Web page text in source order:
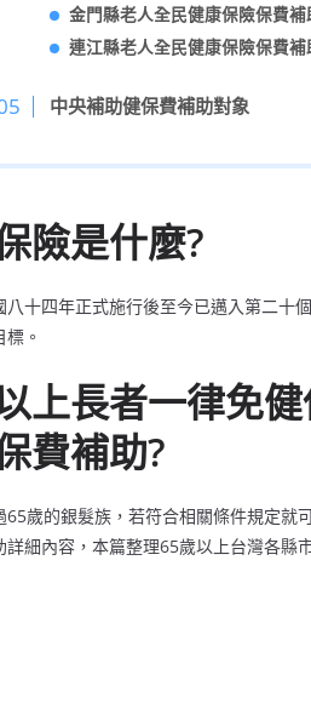
金門縣老人全民健康保險保費補
連江縣老人全民健康保險保費補
中央補助健保費補助對象
險是什麼?
十四年正式施行後至今已邁入第二十
。
上長者一律免
費補助?
歲的銀髮族，若符合相關條件規定
細內容，本篇整理65歲以上台灣各縣